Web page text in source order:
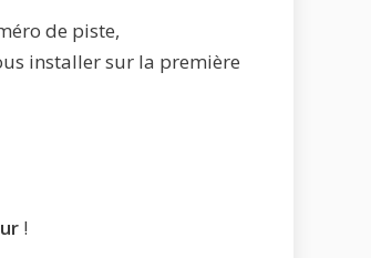
de piste,
installer sur la première
!